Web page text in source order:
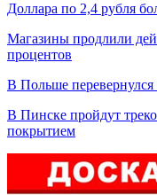
Доллара по 2,4 рубля
Магазины продлили
процентов
В Польше перевернулся
В Пинске пройдут
покрытием